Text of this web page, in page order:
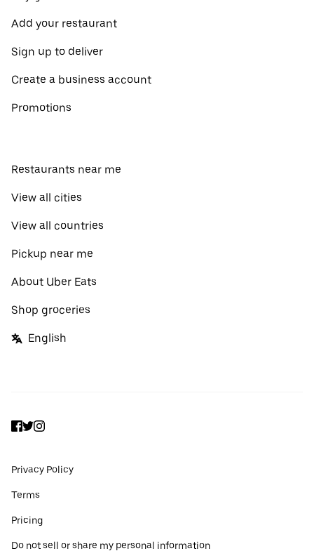
Add your restaurant
Sign up to deliver
Create a business account
Promotions
Restaurants near me
View all cities
View all countries
Pickup near me
About Uber Eats
Shop groceries
English
Facebook
Twitter
Instagram
Privacy Policy
Terms
Pricing
Do not sell or share my personal information